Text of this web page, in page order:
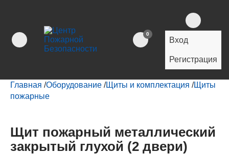
0
Вход
Регистрация
Главная /Оборудование /Щиты и комплектация /Щиты
пожарные
Щит пожарный металлический
закрытый глухой (2 двери)